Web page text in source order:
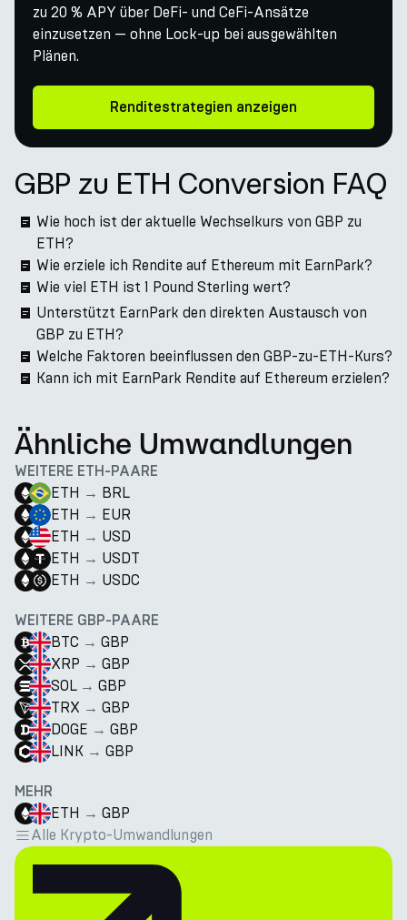
zu 20 % APY über DeFi- und CeFi-Ansätze
einzusetzen — ohne Lock-up bei ausgewählten
Plänen.
Renditestrategien anzeigen
GBP zu ETH Conversion FAQ
Wie hoch ist der aktuelle Wechselkurs von GBP zu
ETH?
Wie erziele ich Rendite auf Ethereum mit EarnPark?
Wie viel ETH ist 1 Pound Sterling wert?
Unterstützt EarnPark den direkten Austausch von
GBP zu ETH?
Welche Faktoren beeinflussen den GBP-zu-ETH-Kurs?
Kann ich mit EarnPark Rendite auf Ethereum erzielen?
Ähnliche Umwandlungen
WEITERE ETH-PAARE
ETH → BRL
ETH → EUR
ETH → USD
ETH → USDT
ETH → USDC
WEITERE GBP-PAARE
BTC → GBP
XRP → GBP
SOL → GBP
TRX → GBP
DOGE → GBP
LINK → GBP
MEHR
ETH → GBP
Alle Krypto-Umwandlungen